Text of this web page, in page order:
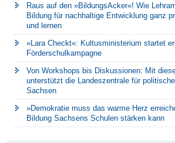
Raus auf den »BildungsAcker«! Wie
Bildung für nachhaltige Entwicklung ganz
und lernen
»Lara Checkt«: Kultusministerium startet
Förderschulkampagne
Von Workshops bis Diskussionen: Mit
unterstützt die Landeszentrale für
Sachsen
»Demokratie muss das warme Herz
Bildung Sachsens Schulen stärken kann